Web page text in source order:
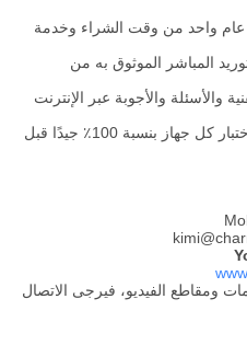
عام واحد من وقت الشراء وخدمة
المباشر الموثوق به من
والأسئلة والأجوبة عبر الإنترنت
تقديم خدمة ما بعد البيع فردية. يتم اختبار كل جهاز بنسبة 100٪ جيدًا قبل
ومقاطع الفيديو، فيرجى الاتصال